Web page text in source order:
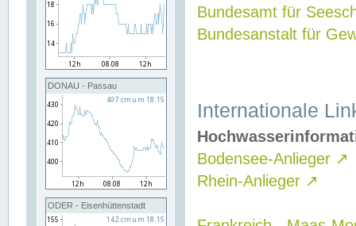
DONAU - Passau
ODER - Eisenhüttenstadt
Bundesamt für
Bundesanstalt für
Internationale
Bodensee-Anlieger ↗
Rhein-Anlieger ↗